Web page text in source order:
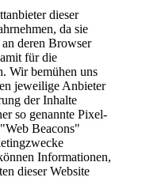
dieser
da sie
deren Browser
für die
Wir bemühen uns
jeweilige Anbieter
der Inhalte
so genannte Pixel-
Beacons"
Informationen,
dieser Website